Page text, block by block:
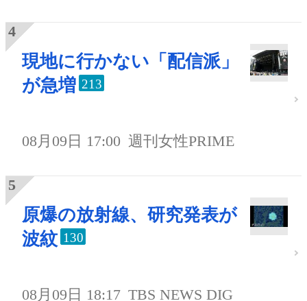
現地に行かない「配信派」
が急増 213
08月09日 17:00 週刊女性PRIME
原爆の放射線、研究発表が
波紋 130
08月09日 18:17 TBS NEWS DIG